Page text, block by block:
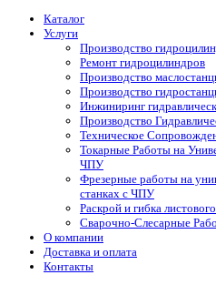
Каталог
Услуги
Производство
Ремонт гидроцилиндров
Производство
Производство
Инжиниринг
Производство
Техническое
Токарные Работы на
ЧПУ
Фрезерные работы на
станках с ЧПУ
Раскрой и гибка
Сварочно-Слесарные
О компании
Доставка и оплата
Контакты